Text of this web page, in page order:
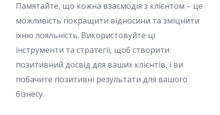
Памятайте, що кожна взаємодія з клієнтом – це
можливість покращити відносини та зміцнити
їхню лояльність. Використовуйте ці
інструменти та стратегії, щоб створити
позитивний досвід для ваших клієнтів, і ви
побачите позитивні результати для вашого
бізнесу.